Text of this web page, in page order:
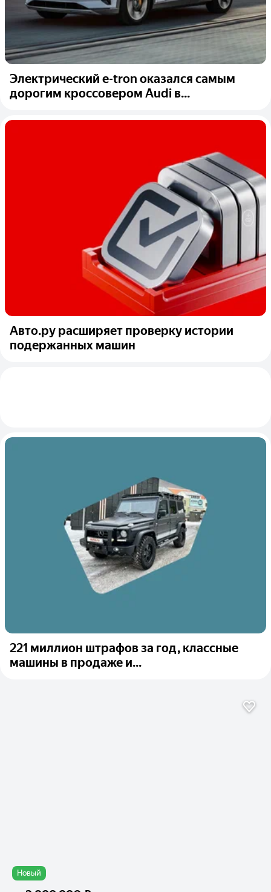
Электрический e-tron оказался самым
дорогим кроссовером Audi в...
Авто.ру расширяет проверку истории
подержанных машин
221 миллион штрафов за год, классные
машины в продаже и...
Новый